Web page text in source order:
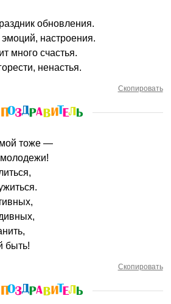
обновления.
настроения.
много счастья.
ненастья.
Скопировать
мой тоже —
быть!
Скопировать